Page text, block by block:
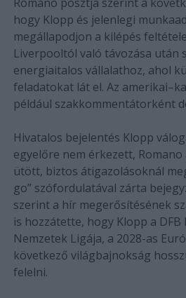
hogy Klopp és jelenlegi
megállapodjon a kilépés
Liverpooltól való távozása után
energiaitalos vállalathoz, ahol
feladatokat lát el. Az
például szakkommentátorként
Hivatalos bejelentés Klopp
egyelőre nem érkezett,
ütött, biztos átigazolásoknál
go” szófordulatával zárta
szerint a hír megerősítésének
is hozzátette, hogy Klopp a
Nemzetek Ligája, a 2028-as
következő világbajnokság
felelni.